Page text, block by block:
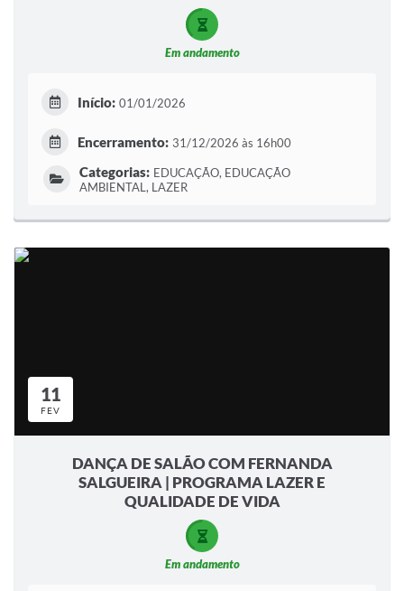
Em andamento
Início: 01/01/2026
Encerramento: 31/12/2026 às 16h00
Categorias: EDUCAÇÃO, EDUCAÇÃO
AMBIENTAL, LAZER
11
FEV
DANÇA DE SALÃO COM FERNANDA
SALGUEIRA | PROGRAMA LAZER E
QUALIDADE DE VIDA
Em andamento